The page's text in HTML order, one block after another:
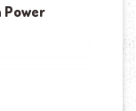
Power